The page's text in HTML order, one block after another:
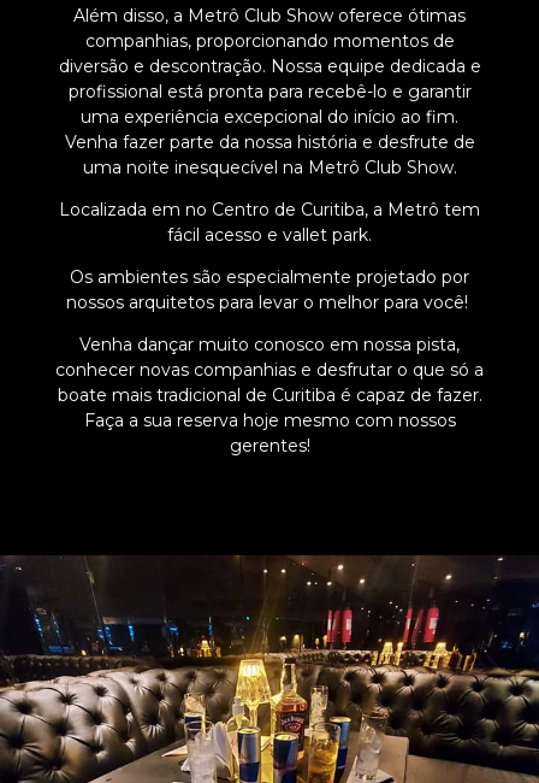
Além disso, a Metrô Club Show oferece ótimas
companhias, proporcionando momentos de
diversão e descontração. Nossa equipe dedicada e
profissional está pronta para recebê-lo e garantir
uma experiência excepcional do início ao fim.
Venha fazer parte da nossa história e desfrute de
uma noite inesquecível na Metrô Club Show.
Localizada em no Centro de Curitiba, a Metrô tem
fácil acesso e vallet park.
Os ambientes são especialmente projetado por
nossos arquitetos para levar o melhor para você!
Venha dançar muito conosco em nossa pista,
conhecer novas companhias e desfrutar o que só a
boate mais tradicional de Curitiba é capaz de fazer.
Faça a sua reserva hoje mesmo com nossos
gerentes!